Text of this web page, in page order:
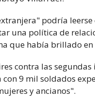
podría
una política de
que había brillado en
contra las
9 mil soldados
y ancianos".